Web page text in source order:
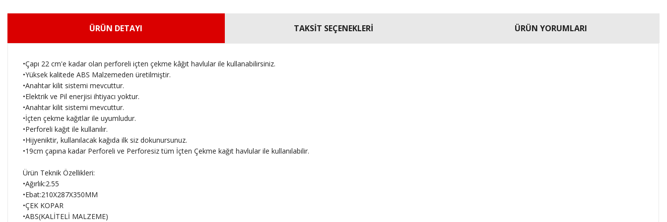
ÜRÜN DETAYI TAKSİT SEÇENEKLERİ ÜRÜN YORUMLARI
•Çapı 22 cm'e kadar olan perforeli içten çekme kâğıt havlular ile kullanabilirsiniz.
•Yüksek kalitede ABS Malzemeden üretilmiştir.
•Anahtar kilit sistemi mevcuttur.
•Elektrik ve Pil enerjisi ihtiyacı yoktur.
•Anahtar kilit sistemi mevcuttur.
•İçten çekme kağıtlar ile uyumludur.
•Perforeli kağıt ile kullanılır.
•Hijyeniktir, kullanılacak kağıda ilk siz dokunursunuz.
•19cm çapına kadar Perforeli ve Perforesiz tüm İçten Çekme kağıt havlular ile kullanılabilir.
Ürün Teknik Özellikleri:
•Ağırlık:2.55
•Ebat:210X287X350MM
•ÇEK KOPAR
•ABS(KALİTELİ MALZEME)